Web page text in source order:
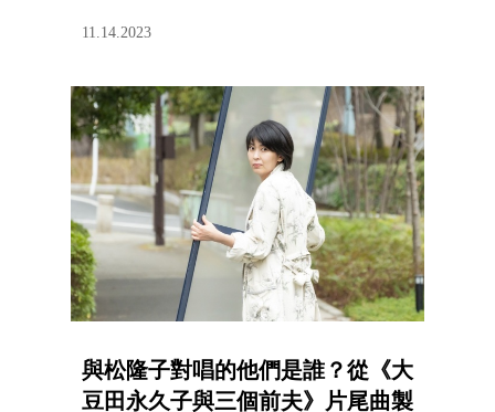
11.14.2023
與松隆子對唱的他們是誰？從《大
豆田永久子與三個前夫》片尾曲製